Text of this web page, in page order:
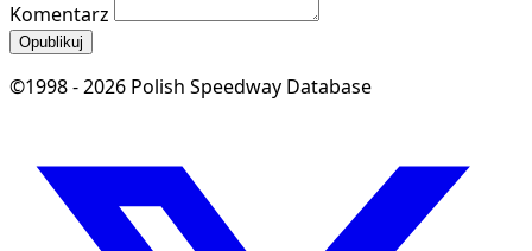
Komentarz
Opublikuj
©1998 - 2026 Polish Speedway Database